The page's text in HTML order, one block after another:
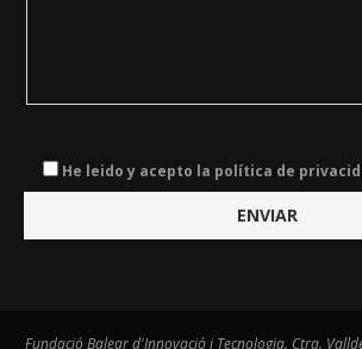
He leido y acepto la política de
Fundació Balear d'Innovació i Tecnologia. Ctra.